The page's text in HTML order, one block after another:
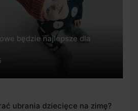
będzie najlepsze dla
ubrania dziecięce na zimę?